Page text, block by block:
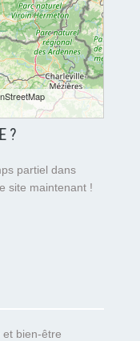
?
partiel dans
site maintenant !
et bien-être